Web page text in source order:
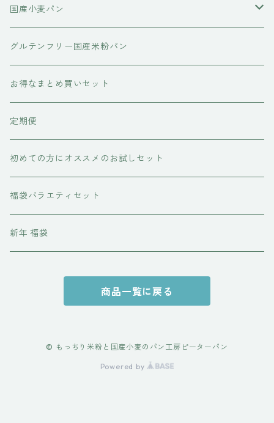
国産米粉の食パン
国産米粉のコラボレーション食パン
国産米粉の菓子パン
国産小麦パン
国産小麦の食パン
国産小麦のコラボレーション食パン
グルテンフリー国産米粉パン
お得なまとめ買いセット
定期便
初めての方にオススメのお試しセット
福袋バラエティセット
新年 福袋
商品一覧に戻る
© もっちり米粉と国産小麦のパン工房ピーターパン
Powered by